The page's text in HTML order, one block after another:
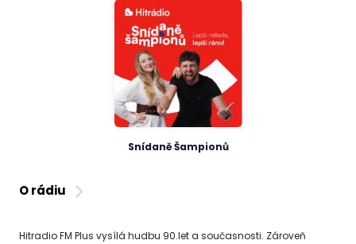
Snídaně Šampionů
O rádiu
Hitradio FM Plus vysílá hudbu 90.let a současnosti. Zároveň